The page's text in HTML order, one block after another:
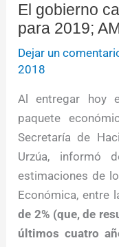
El gobierno
para 2019;
Dejar un
2018
Al entregar hoy
paquete
Secretaría de
Urzúa, informó
estimaciones de
Económica, entre
de 2% (que, de
últimos cuatro